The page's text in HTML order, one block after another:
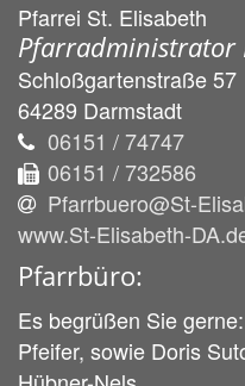
Pfarrei St. Elisabeth
Pfarradministrator
Schloßgartenstraße 57
64289 Darmstadt
06151 / 74747
06151 / 732586
Pfarrbuero@St-
www.St-Elisabeth-
Pfarrbüro:
Es begrüßen Sie
Pfeifer, sowie Doris